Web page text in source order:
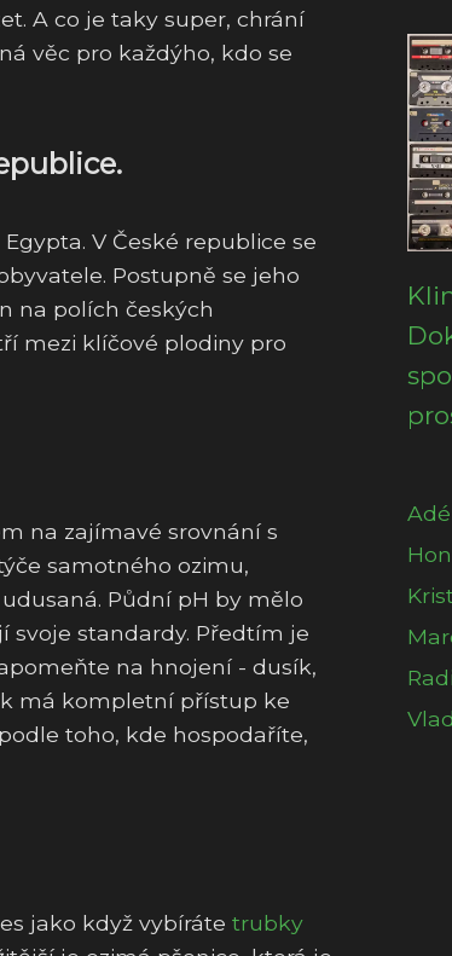
A co je taky super, chrání
věc pro každýho, kdo se
V České republice se
Postupně se jeho
na polích českých
mezi klíčové plodiny pro
na zajímavé srovnání s
samotného ozimu,
Půdní pH by mělo
svoje standardy. Předtím je
na hnojení - dusík,
má kompletní přístup ke
toho, kde hospodaříte,
jako když vybíráte trubky